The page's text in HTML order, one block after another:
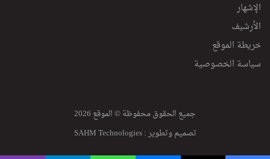
الإشهار
الأرشيف
خريطة الموقع
سياسة الخصوصية
جميع الحقوق محفوظة © الموقع 2026
تصميم وتطوير :SAHM Technologies